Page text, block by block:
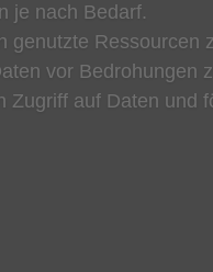
je nach Bedarf.
genutzte Ressourcen
vor Bedrohungen
Zugriff auf Daten und